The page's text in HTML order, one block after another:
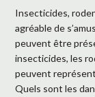
Insecticides,
agréable de
peuvent être
insecticides, les
peuvent
Quels sont les